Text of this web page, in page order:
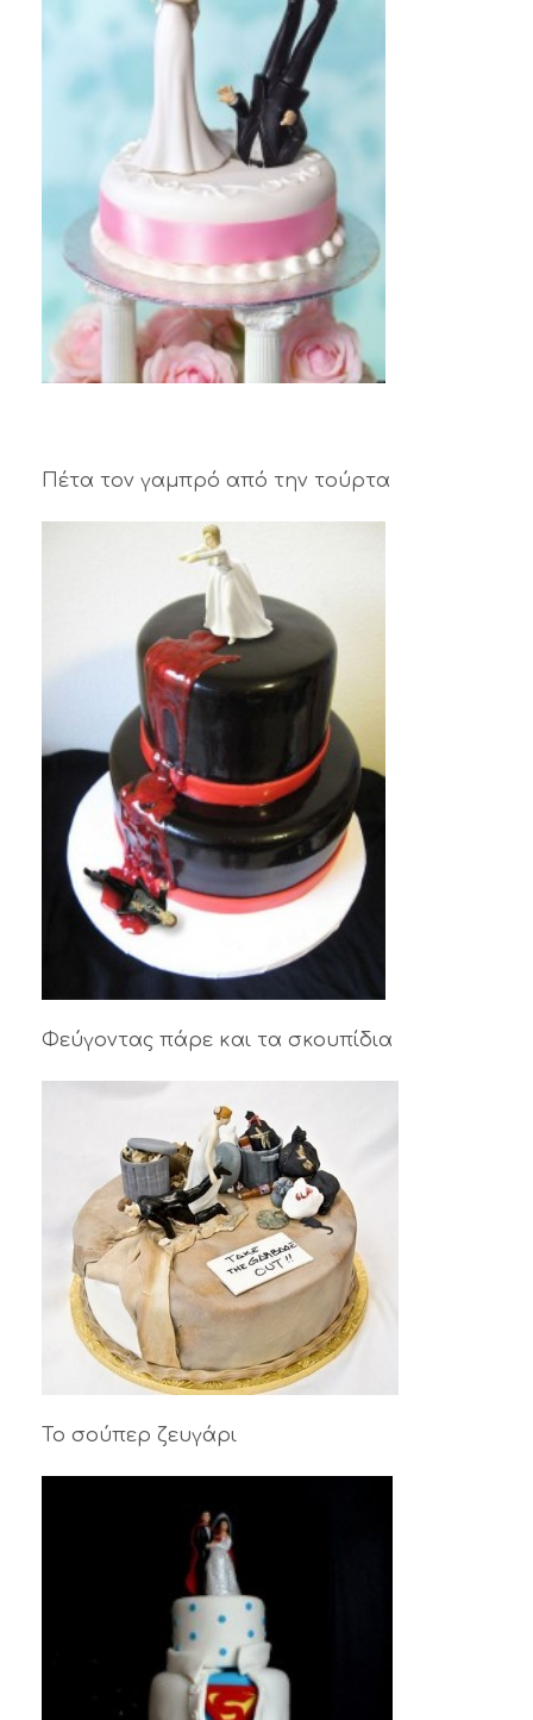
Πέτα τον γαμπρό από την τούρτα
Φεύγοντας πάρε και τα σκουπίδια
Το σούπερ ζευγάρι